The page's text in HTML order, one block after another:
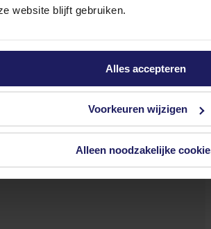
website blijft gebruiken.
Alles accepteren
Voorkeuren wijzigen
Alleen noodzakelijke